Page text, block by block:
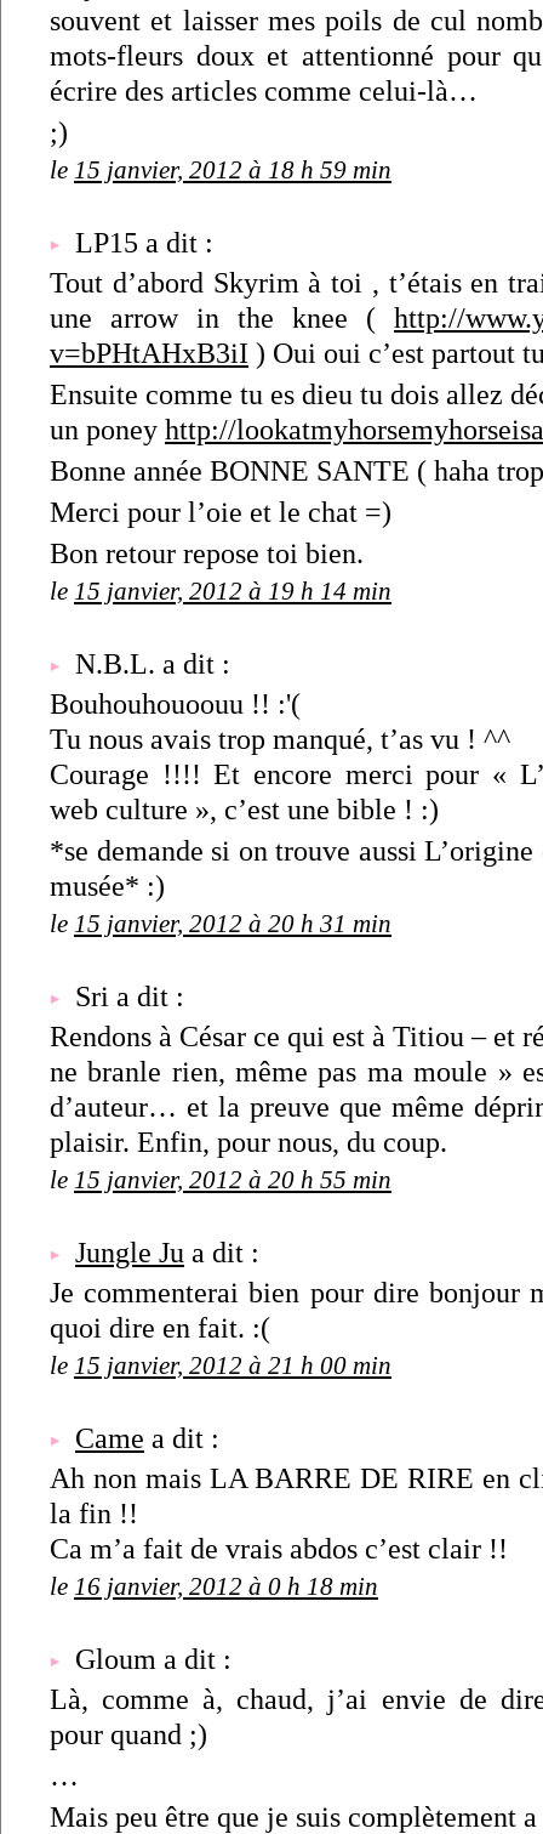
souvent et laisser mes poils de cul
mots-fleurs doux et attentionné pour
écrire des articles comme celui-là…
;)
le 15 janvier, 2012 à 18 h 59 min
LP15 a dit :
Tout d’abord Skyrim à toi , t’étais en
une arrow in the knee ( http://
v=bPHtAHxB3iI ) Oui oui c’est partout
Ensuite comme tu es dieu tu dois allez
un poney http://
Bonne année BONNE SANTE ( haha
Merci pour l’oie et le chat =)
Bon retour repose toi bien.
le 15 janvier, 2012 à 19 h 14 min
N.B.L. a dit :
Bouhouhouoouu !! :'(
Tu nous avais trop manqué, t’as vu ! ^^
Courage !!!! Et encore merci pour «
web culture », c’est une bible ! :)
*se demande si on trouve aussi
musée* :)
le 15 janvier, 2012 à 20 h 31 min
Sri a dit :
Rendons à César ce qui est à Titiou – et
ne branle rien, même pas ma moule »
d’auteur… et la preuve que même
plaisir. Enfin, pour nous, du coup.
le 15 janvier, 2012 à 20 h 55 min
Jungle Ju a dit :
Je commenterai bien pour dire bonjour
quoi dire en fait. :(
le 15 janvier, 2012 à 21 h 00 min
Came a dit :
Ah non mais LA BARRE DE RIRE en
la fin !!
Ca m’a fait de vrais abdos c’est clair !!
le 16 janvier, 2012 à 0 h 18 min
Gloum a dit :
Là, comme à, chaud, j’ai envie de
pour quand ;)
…
Mais peu être que je suis complètement a